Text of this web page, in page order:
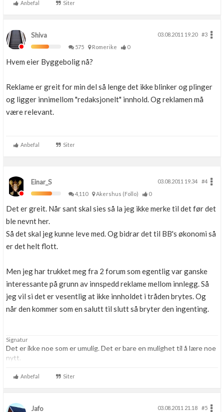
Anbefal Siter
Shiva 03.08.2011 19.20
#3
575
Romerike 0
Hvem eier Byggebolig nå?
Reklame er greit for min del så lenge det ikke blinker og plinger
og ligger innimellom "redaksjonelt" innhold. Og reklamen må
være relevant.
Anbefal Siter
Einar_S 03.08.2011 19.34
#4
4,110
Akershus (Follo) 0
Det er greit. Når sant skal sies så la jeg ikke merke til det før det
ble nevnt her.
Så det skal jeg kunne leve med. Og bidrar det til BB's økonomi så
er det helt flott.
Men jeg har trukket meg fra 2 forum som egentlig var ganske
interessante på grunn av innspedd reklame mellom innlegg. Så
jeg vil si det er vesentlig at ikke innholdet i tråden brytes. Og
når den kommer som en salutt til slutt så bryter den ingenting.
Signatur
Det er ikke noe som er umulig. Det er bare en mulighet til å lære noe
nytt.
Anbefal Siter
Jafo 03.08.2011 21.18 #5